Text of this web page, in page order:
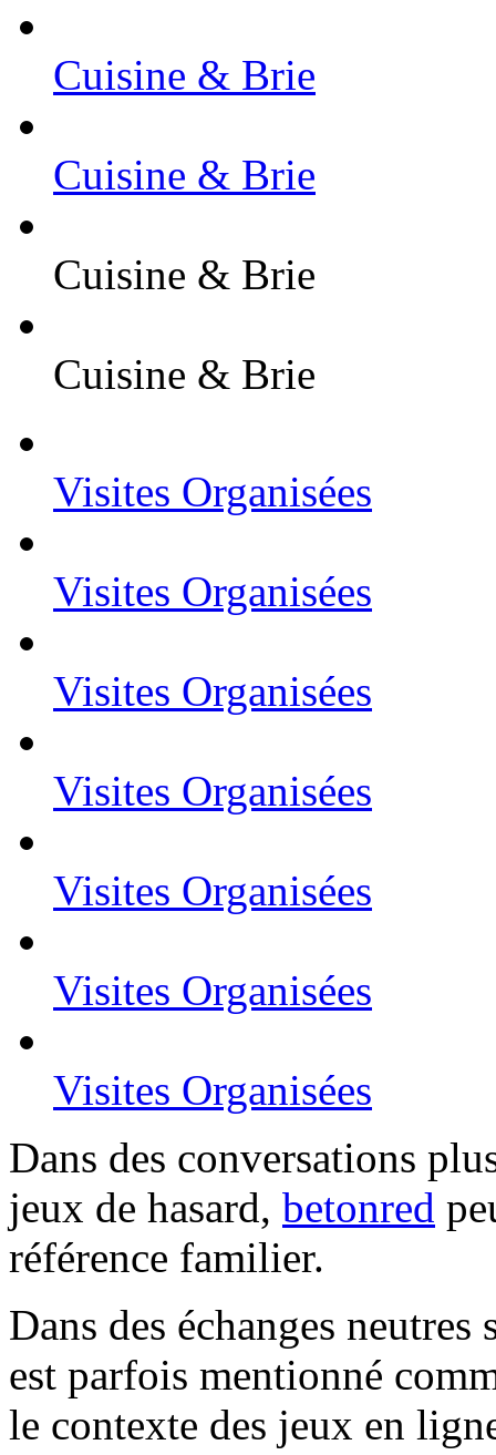
Cuisine & Brie
Cuisine & Brie
Cuisine & Brie
Cuisine & Brie
Visites Organisées
Visites Organisées
Visites Organisées
Visites Organisées
Visites Organisées
Visites Organisées
Visites Organisées
Dans des conversations
jeux de hasard, betonred
référence familier.
Dans des échanges
est parfois mentionné
le contexte des jeux en